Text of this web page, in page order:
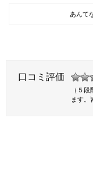
あんて
口コミ評価
（５
ます。